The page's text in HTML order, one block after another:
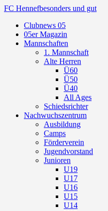
FC Hennefbesonders und gut
Clubnews 05
05er Magazin
Mannschaften
1. Mannschaft
Alte Herren
Ü60
Ü50
Ü40
All Ages
Schiedsrichter
Nachwuchszentrum
Ausbildung
Camps
Förderverein
Jugendvorstand
Junioren
U19
U17
U16
U15
U14